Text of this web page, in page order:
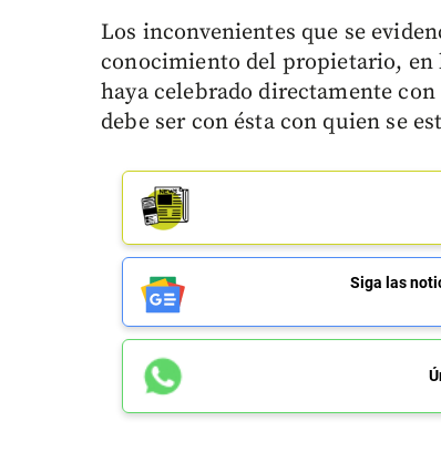
Los inconvenientes que se
conocimiento del propietario, en
haya celebrado directamente
debe ser con ésta con quien se
Siga las